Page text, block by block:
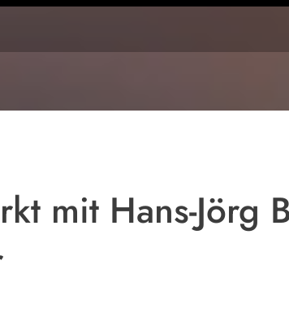
mit Hans-Jörg